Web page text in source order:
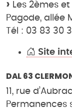
Les 2èmes
Pagode, allée
Tél : 03 83 30
Site
DAL 63
11, rue
Permanences